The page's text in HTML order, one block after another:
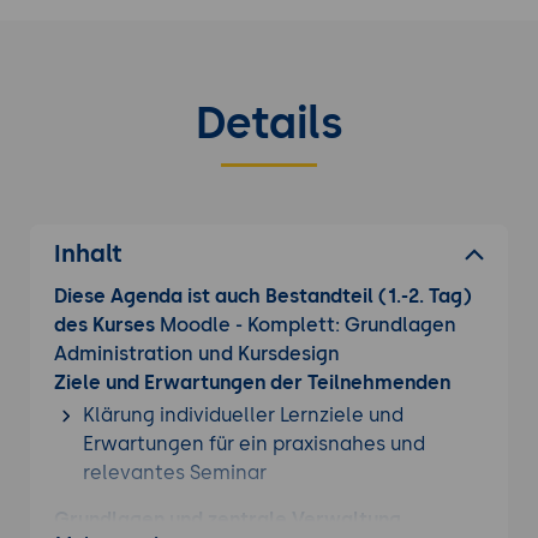
Details
Inhalt
Diese Agenda ist auch Bestandteil (1.-2. Tag)
des Kurses Moodle - Komplett: Grundlagen
Administration und Kursdesign
Ziele und Erwartungen der Teilnehmenden
Klärung individueller Lernziele und
Erwartungen für ein praxisnahes und
relevantes Seminar